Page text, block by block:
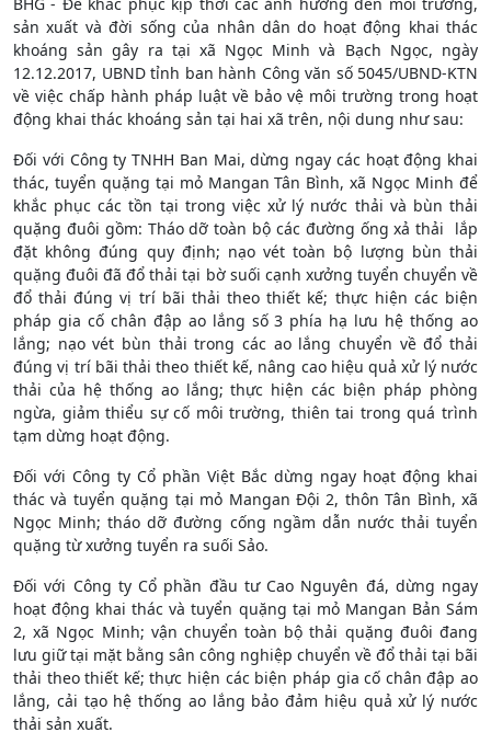
sản xuất và đời sống của nhân dân do hoạt động khai thác
khoáng sản gây ra tại xã Ngọc Minh và Bạch Ngọc, ngày
12.12.2017, UBND tỉnh ban hành Công văn số 5045/UBND-KTN
về việc chấp hành pháp luật về bảo vệ môi trường trong hoạt
động khai thác khoáng sản tại hai xã trên, nội dung như sau:
Đối với Công ty TNHH Ban Mai, dừng ngay các hoạt động khai
thác, tuyển quặng tại mỏ Mangan Tân Bình, xã Ngọc Minh để
khắc phục các tồn tại trong việc xử lý nước thải và bùn thải
quặng đuôi gồm: Tháo dỡ toàn bộ các đường ống xả thải lắp
đặt không đúng quy định; nạo vét toàn bộ lượng bùn thải
quặng đuôi đã đổ thải tại bờ suối cạnh xưởng tuyển chuyển về
đổ thải đúng vị trí bãi thải theo thiết kế; thực hiện các biện
pháp gia cố chân đập ao lắng số 3 phía hạ lưu hệ thống ao
lắng; nạo vét bùn thải trong các ao lắng chuyển về đổ thải
đúng vị trí bãi thải theo thiết kế, nâng cao hiệu quả xử lý nước
thải của hệ thống ao lắng; thực hiện các biện pháp phòng
ngừa, giảm thiểu sự cố môi trường, thiên tai trong quá trình
tạm dừng hoạt động.
Đối với Công ty Cổ phần Việt Bắc dừng ngay hoạt động khai
thác và tuyển quặng tại mỏ Mangan Đội 2, thôn Tân Bình, xã
Ngọc Minh; tháo dỡ đường cống ngầm dẫn nước thải tuyển
quặng từ xưởng tuyển ra suối Sảo.
Đối với Công ty Cổ phần đầu tư Cao Nguyên đá, dừng ngay
hoạt động khai thác và tuyển quặng tại mỏ Mangan Bản Sám
2, xã Ngọc Minh; vận chuyển toàn bộ thải quặng đuôi đang
lưu giữ tại mặt bằng sân công nghiệp chuyển về đổ thải tại bãi
thải theo thiết kế; thực hiện các biện pháp gia cố chân đập ao
lắng, cải tạo hệ thống ao lắng bảo đảm hiệu quả xử lý nước
thải sản xuất.